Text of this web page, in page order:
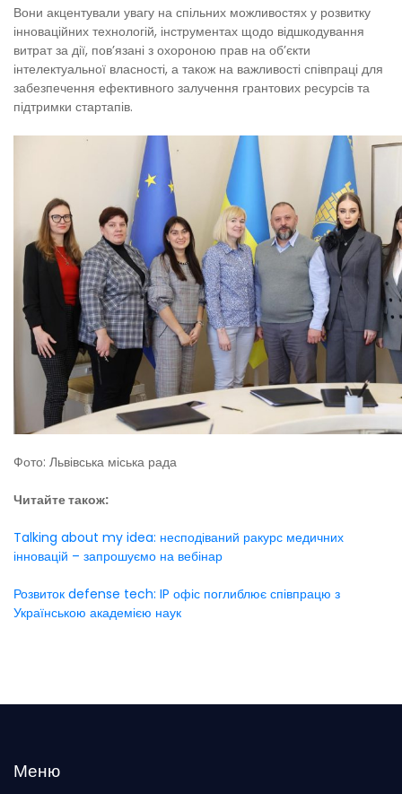
Вони акцентували увагу на спільних можливостях у розвитку
інноваційних технологій, інструментах щодо відшкодування
витрат за дії, пов’язані з охороною прав на об’єкти
інтелектуальної власності, а також на важливості співпраці для
забезпечення ефективного залучення грантових ресурсів та
підтримки стартапів.
Фото: Львівська міська рада
Читайте також:
Talking about my idea: несподіваний ракурс медичних
інновацій – запрошуємо на вебінар
Розвиток defense tech: IP офіс поглиблює співпрацю з
Українською академією наук
Меню